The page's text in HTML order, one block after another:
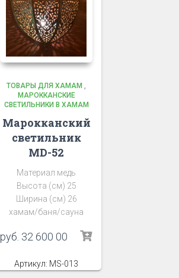
ТОВАРЫ ДЛЯ ХАМАМ ,
МАРОККАНСКИЕ
СВЕТИЛЬНИКИ В ХАМАМ
Марокканский
светильник
MD-52
Материал медь
Высота (см) 25
Ширина (см) 26
хамам/баня/сауна
руб. 32 600 00
Артикул: MS-013